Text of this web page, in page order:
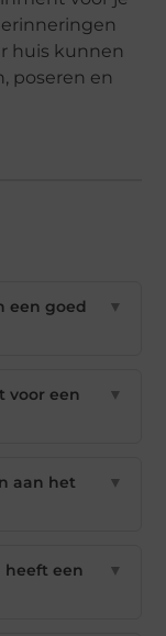
huis kunnen
poseren en
een goed
▼
voor een
▼
aan het
▼
heeft een
▼